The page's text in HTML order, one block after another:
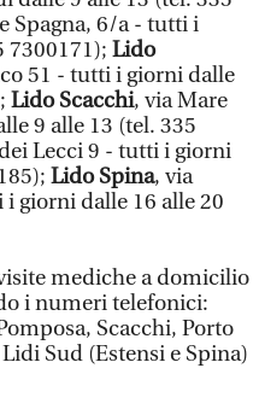
Spagna, 6/a - tutti i
7300171); Lido
51 - tutti i giorni dalle
Lido Scacchi, via Mare
9 alle 13 (tel. 335
Lecci 9 - tutti i giorni
Lido Spina, via
giorni dalle 16 alle 20
mediche a domicilio
i numeri telefonici:
Scacchi, Porto
Sud (Estensi e Spina)